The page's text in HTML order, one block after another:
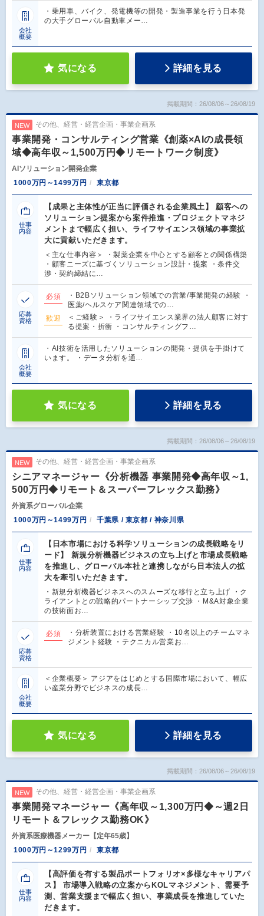
会社
概要
・乗用車、バイク、発電機等の開発・製造事業を行う日本発
の大手グローバル自動車メー…
気になる 詳細を見る
掲載期間：26/08/06～26/08/19
NEW その他、経営・経営企画・事業企画系
事業開発・コンサルティング営業《創薬×AIの成長領
域◆高年収～1,500万円◆リモートワーク制度》
AIソリューション開発企業
1000万円～1499万円
東京都
仕事
内容
【成果と主体性が正当に評価される企業風土】 顧客への
ソリューション提案から案件推進・プロジェクトマネジ
メントまで幅広く担い、ライフサイエンス領域の事業拡
大に貢献いただきます。
＜主な仕事内容＞ ・製薬企業を中心とする顧客との関係構築
・顧客ニーズに基づくソリューション設計・提案 ・条件交
渉・契約締結に…
応募
資格
必須
・B2Bソリューション領域での営業/事業開発の経験 ・
医薬/ヘルスケア関連領域での…
歓迎
＜ご経験＞ ・ライフサイエンス業界の法人顧客に対す
る提案・折衝 ・コンサルティングフ…
会社
概要
・AI技術を活用したソリューションの開発・提供を手掛けて
います。 ・データ分析を通…
気になる 詳細を見る
掲載期間：26/08/06～26/08/19
NEW その他、経営・経営企画・事業企画系
シニアマネージャー《分析機器 事業開発◆高年収～1,
500万円◆リモート＆スーパーフレックス勤務》
外資系グローバル企業
1000万円～1499万円
千葉県 / 東京都 / 神奈川県
仕事
内容
【日本市場における科学ソリューションの成長戦略をリ
ード】 新規分析機器ビジネスの立ち上げと市場成長戦略
を推進し、グローバル本社と連携しながら日本法人の拡
大を牽引いただきます。
・新規分析機器ビジネスへのスムーズな移行と立ち上げ ・ク
ライアントとの戦略的パートナーシップ交渉 ・M&A対象企業
の技術面お…
応募
資格
必須
・分析装置における営業経験 ・10名以上のチームマネ
ジメント経験 ・テクニカル営業お…
会社
概要
＜企業概要＞ アジアをはじめとする国際市場において、幅広
い産業分野でビジネスの成長…
気になる 詳細を見る
掲載期間：26/08/06～26/08/19
NEW その他、経営・経営企画・事業企画系
事業開発マネージャー《高年収～1,300万円◆～週2日
リモート＆フレックス勤務OK》
外資系医療機器メーカー【定年65歳】
1000万円～1299万円
東京都
仕事
内容
【高評価を有する製品ポートフォリオ×多様なキャリアパ
ス】 市場導入戦略の立案からKOLマネジメント、需要予
測、営業支援まで幅広く担い、事業成長を推進していた
だきます。